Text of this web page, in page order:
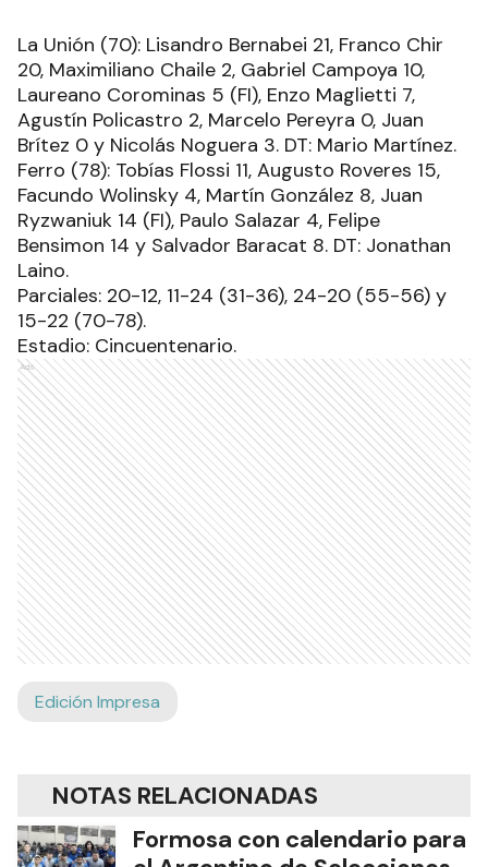
La Unión (70): Lisandro Bernabei 21, Franco Chir
20, Maximiliano Chaile 2, Gabriel Campoya 10,
Laureano Corominas 5 (FI), Enzo Maglietti 7,
Agustín Policastro 2, Marcelo Pereyra 0, Juan
Brítez 0 y Nicolás Noguera 3. DT: Mario Martínez.
Ferro (78): Tobías Flossi 11, Augusto Roveres 15,
Facundo Wolinsky 4, Martín González 8, Juan
Ryzwaniuk 14 (FI), Paulo Salazar 4, Felipe
Bensimon 14 y Salvador Baracat 8. DT: Jonathan
Laino.
Parciales: 20-12, 11-24 (31-36), 24-20 (55-56) y
15-22 (70-78).
Estadio: Cincuentenario.
Ads
Edición Impresa
NOTAS RELACIONADAS
Formosa con calendario para